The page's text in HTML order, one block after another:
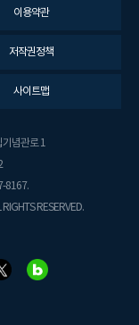
이용약관
저작권정책
사이트맵
기념관로 1
8167.
RESERVED.